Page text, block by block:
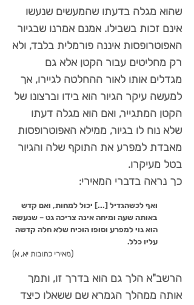
שהוא מגלה בדעתו שהמעשים שנעשו
אינם זכות בשבילו. אמנם אמרנו שבגיור
האפוטרופסות איננה פורמלית בלבד, ולא
רק מחליטים עבור הקטן אלא גם
מגדלים אותו לאור ההחלטה לגיירו, אך
למעשה עיקר הגיור הוא בידו וברצונו של
הקטן המתגייר, ואם הוא מגלה דעתו
שלא נוח לו בגיור, ממילא האפוטרופסות
מאבדת למפרע את התוקף שלה והגיור
בטל מעיקרו.
כך נראה בדברי המאירי:
ואף לכשהגדיל [...] יכול למחות, ואם קדש
באותה שעה ומיחה אינה צריכה גט – שנעשה
הוא גוי למפרע וסופו הוכיח שלא חלה קדשה
עליו כלל.
(מאירי כתובות יא, א)
הרשב"א הלך גם הוא בדרך זו, ותמך
אותה ממהלך הגמרא שם ששאלו כיצד